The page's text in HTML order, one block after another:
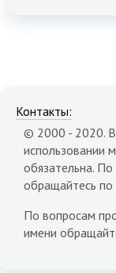
Контакты:
© 2000 - 2020.
использовании
обязательна.
обращайтесь по
По вопросам
имени